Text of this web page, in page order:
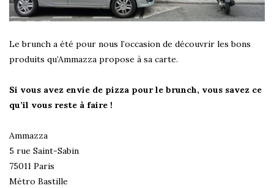
Le brunch a été pour nous l’occasion de découvrir les bons
produits qu’Ammazza propose à sa carte.
Si vous avez envie de pizza pour le brunch, vous savez ce
qu’il vous reste à faire !
Ammazza
5 rue Saint-Sabin
75011 Paris
Métro Bastille